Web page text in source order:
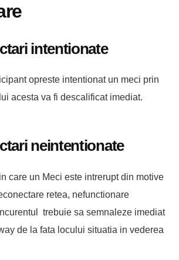
intentionate
opreste intentionat un meci prin
acesta va fi descalificat imediat.
neintentionate
care un Meci este intrerupt din motive
retea, nefunctionare
trebuie sa semnaleze imediat
de la fata locului situatia in vederea